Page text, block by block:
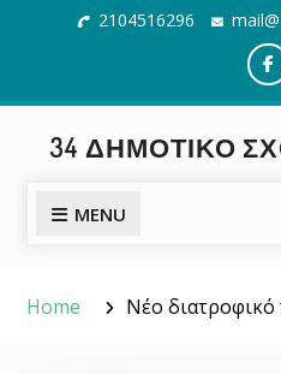
2104516296
34 ΔΗΜΟΤΙΚΌ
MENU
Home Νέο